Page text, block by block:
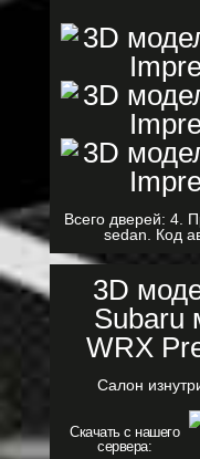
Всего дверей: 4.
sedan. Код
3D
Subaru
WRX
Салон
Скачать с нашего
сервера: